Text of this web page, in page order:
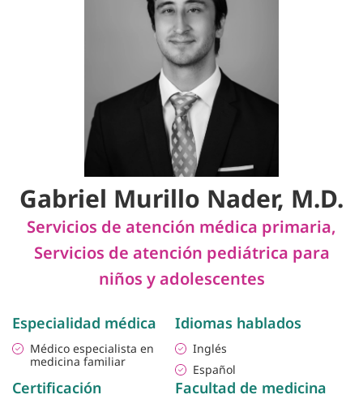
Gabriel Murillo Nader, M.D.
Servicios de atención médica primaria,
Servicios de atención pediátrica para
niños y adolescentes
Especialidad médica
Médico especialista en
medicina familiar
Idiomas hablados
Inglés
Español
Certificación Facultad de medicina